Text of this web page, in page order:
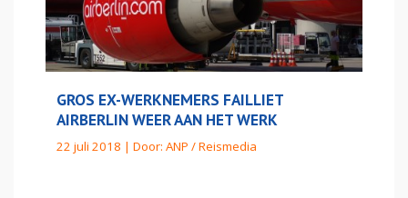
GROS EX-WERKNEMERS FAILLIET
AIRBERLIN WEER AAN HET WERK
22 juli 2018 | Door: ANP / Reismedia